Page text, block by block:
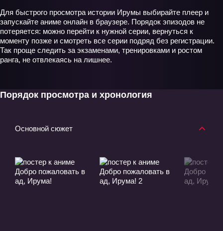
Для быстрого просмотра истории Ирумы выбирайте плеер и
запускайте аниме онлайн в браузере. Порядок эпизодов не
потеряется: можно перейти к нужной серии, вернуться к
моменту позже и смотреть все серии подряд без регистрации.
Так проще следить за экзаменами, тренировками и ростом
ранга, не отвлекаясь на лишнее.
Порядок просмотра и хронология
Основной сюжет